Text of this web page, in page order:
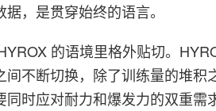
，是贯穿始终的语言。
的语境里格外贴切。
不断切换，除了训练量的堆积
时应对耐力和爆发力的双重需